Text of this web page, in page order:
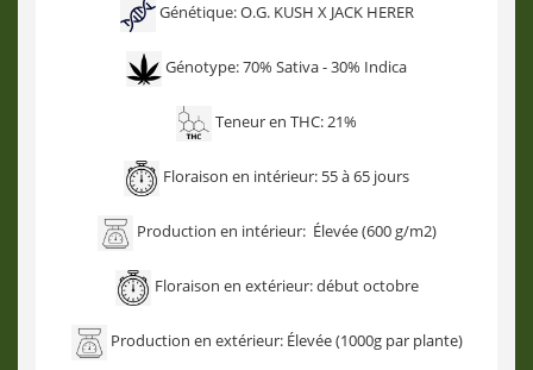
Génétique: O.G. KUSH X JACK HERER
Génotype: 70% Sativa - 30% Indica
Teneur en THC: 21%
Floraison en intérieur: 55 à 65 jours
Production en intérieur: Élevée (600 g/m2)
Floraison en extérieur: début octobre
Production en extérieur: Élevée (1000g par plante)